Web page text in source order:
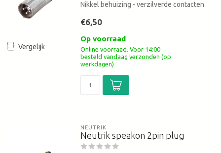
Vergelijk
Nikkel behuizing - verzilverde contacten
€6,50
Op voorraad
Online voorraad. Voor 14:00
besteld vandaag verzonden (op
werkdagen)
NEUTRIK
Neutrik speakon 2pin plug